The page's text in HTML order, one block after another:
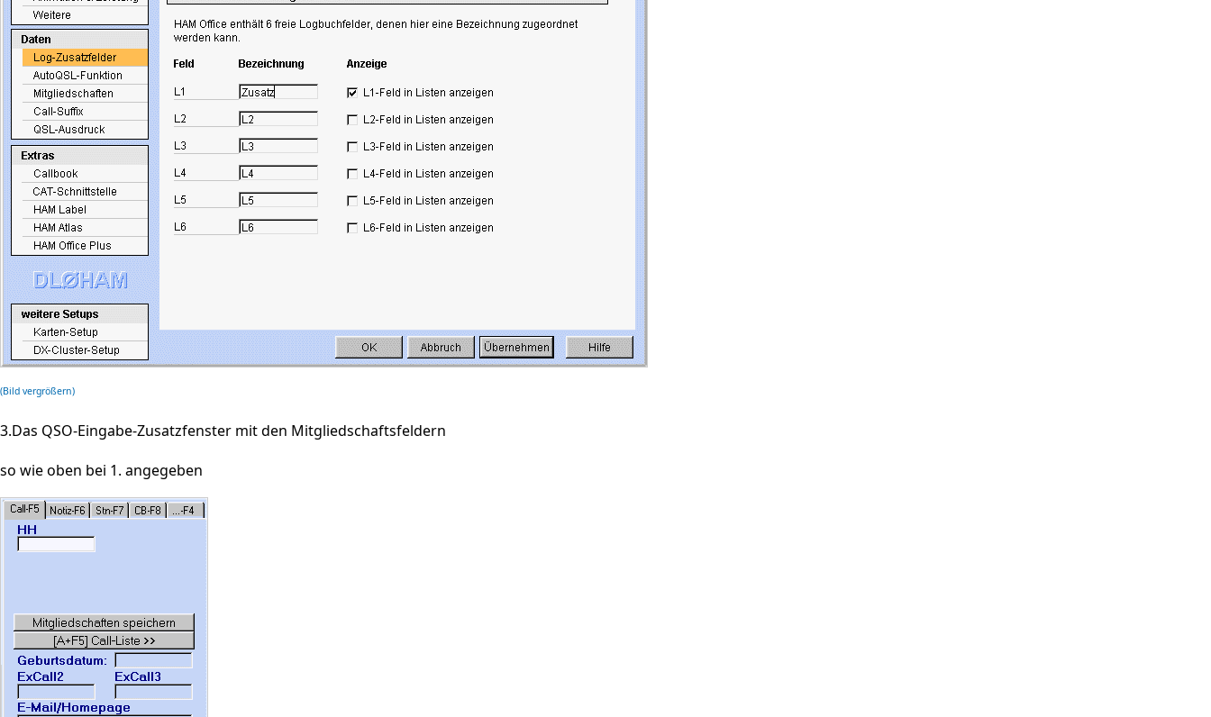
(Bild vergrößern)
3.Das QSO-Eingabe-Zusatzfenster mit den Mitgliedschaftsfeldern
so wie oben bei 1. angegeben